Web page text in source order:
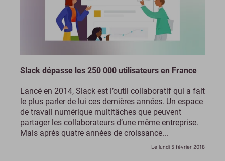
Slack dépasse les 250 000 utilisateurs en France
Lancé en 2014, Slack est l’outil collaboratif qui a fait
le plus parler de lui ces dernières années. Un espace
de travail numérique multitâches que peuvent
partager les collaborateurs d’une même entreprise.
Mais après quatre années de croissance...
Le lundi 5 février 2018